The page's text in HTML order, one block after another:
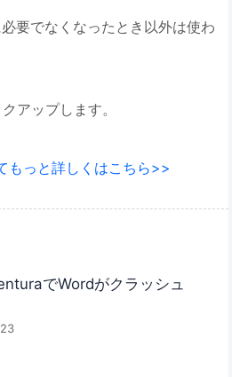
要でなくなったとき以外は使わ
アップします。
もっと詳しくはこちら>>
でWordがクラッシュ